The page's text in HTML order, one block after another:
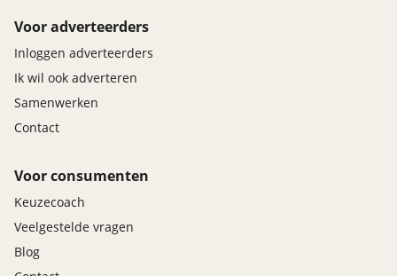
Voor adverteerders
Inloggen adverteerders
Ik wil ook adverteren
Samenwerken
Contact
Voor consumenten
Keuzecoach
Veelgestelde vragen
Blog